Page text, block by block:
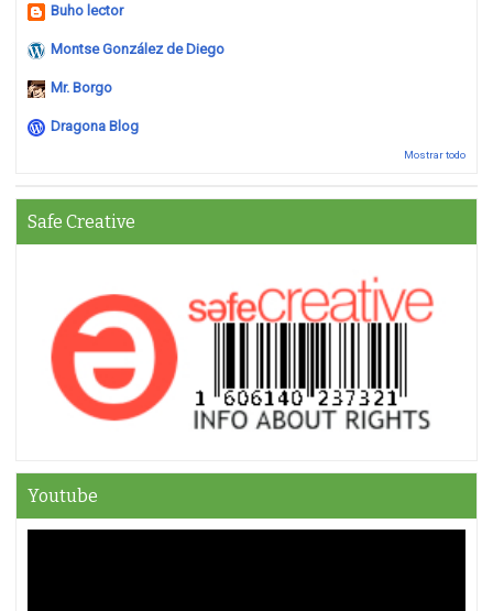
Buho lector
Montse González de Diego
Mr. Borgo
Dragona Blog
Mostrar todo
Safe Creative
Youtube